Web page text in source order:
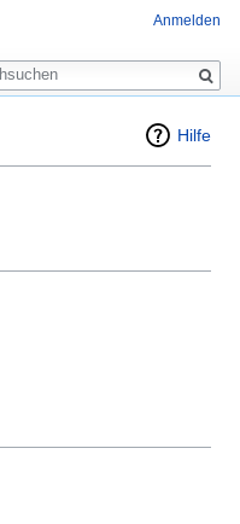
Hilfe
Anmelden